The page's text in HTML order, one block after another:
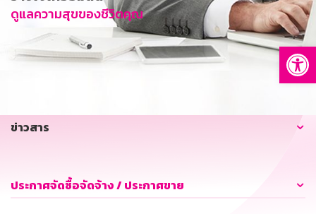
บริการทางการเงิน
อื่นๆ
ดูแลความสุขของชีวิตคุณ
ข่าวสาร
ประกาศจัดซื้อจัดจ้าง / ประกาศขาย